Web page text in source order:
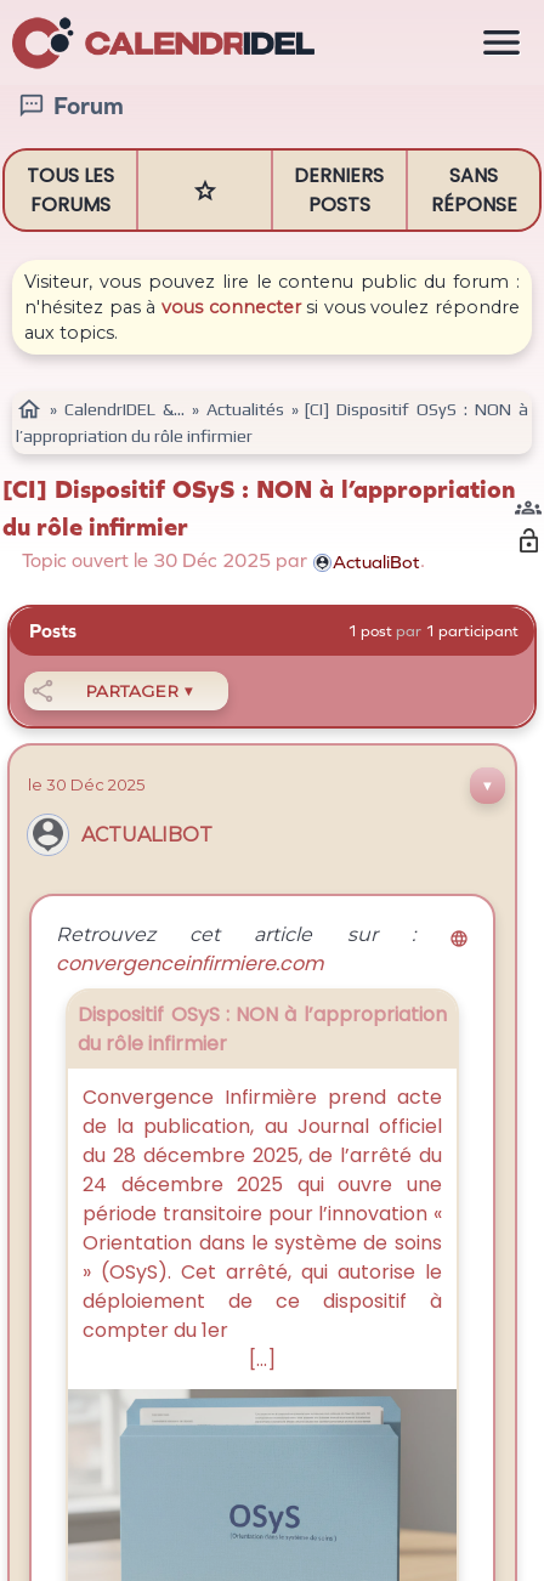
 Forum
TOUS LES
FORUMS

DERNIERS
POSTS
SANS
RÉPONSE
Visiteur, vous pouvez lire le contenu public du forum :
n'hésitez pas à vous connectersi vous voulez répondre
aux topics.
 » CalendrIDEL &... » Actualités »[CI] Dispositif OSyS : NON à
l’appropriation du rôle infirmier
[CI] Dispositif OSyS : NON à l’appropriation
du rôle infirmier
Topic ouvert le 30 Déc 2025 par ActualiBot.

Posts 1 postpar 1 participant
 PARTAGER ▼
le 30 Déc 2025 ▼
ACTUALIBOT
Retrouvez cet article sur : 
convergenceinfirmiere.com
Dispositif OSyS : NON à l’appropriation
du rôle infirmier
Convergence Infirmière prend acte
de la publication, au Journal officiel
du 28 décembre 2025, de l’arrêté du
24 décembre 2025 qui ouvre une
période transitoire pour l’innovation «
Orientation dans le système de soins
» (OSyS). Cet arrêté, qui autorise le
déploiement de ce dispositif à
compter du 1er
[...]
